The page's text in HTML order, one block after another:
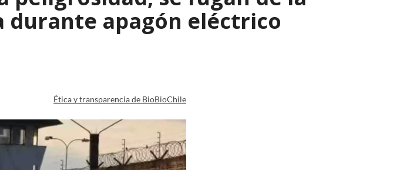
durante apagón eléctrico
Ética y transparencia de BioBioChile